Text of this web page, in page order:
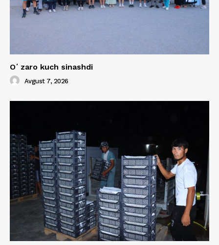
Oʻzaro kuch sinashdi
Avgust 7, 2026